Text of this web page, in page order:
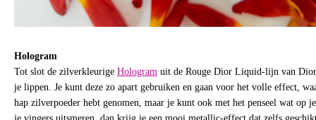
Hologram
Tot slot de zilverkleurige Hologram uit de Rouge Dior Liquid-lijn van
je lippen. Je kunt deze zo apart gebruiken en gaan voor het volle effect,
hap zilverpoeder hebt genomen, maar je kunt ook met het penseel wat op